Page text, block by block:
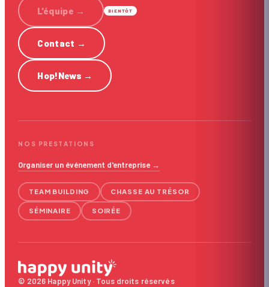
L'équipe → BIENTÔT
Contact →
Hop!News →
NOS PRESTATIONS
Organiser un événement d'entreprise →
TEAM BUILDING CHASSE AU TRÉSOR
SÉMINAIRE SOIRÉE
© 2026 Happy Unity · Tous droits réservés